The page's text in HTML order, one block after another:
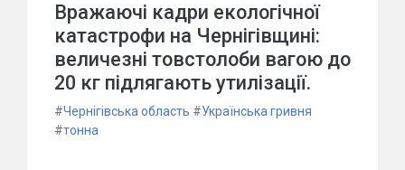
Вражаючі кадри екологічної
катастрофи на Чернігівщині:
величезні товстолоби вагою до
20 кг підлягають утилізації.
#Чернігівська область #Українська гривня
#тонна